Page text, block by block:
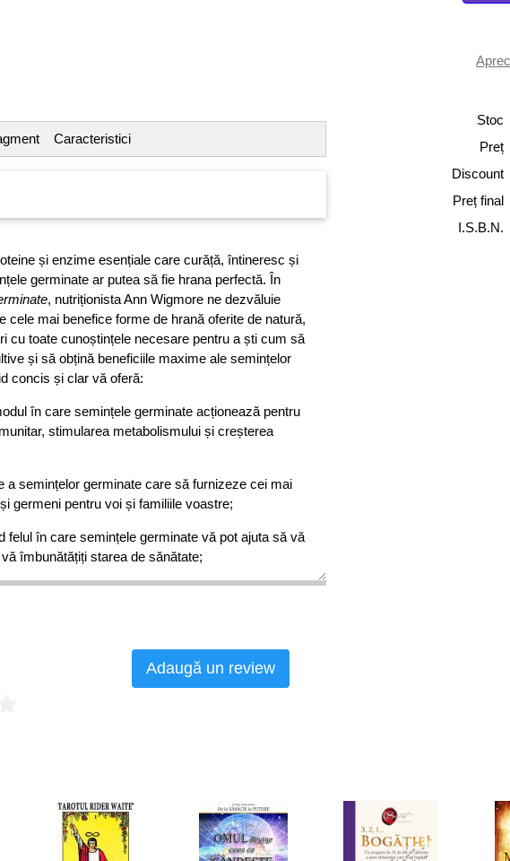
Caracteristici
și enzime esențiale care curăță, întineresc și
germinate ar putea să fie hrana perfectă. În
, nutriționista Ann Wigmore ne dezvăluie
cele mai benefice forme de hrană oferite de natură,
cu toate cunoștințele necesare pentru a ști cum să
și să obțină beneficiile maxime ale semințelor
concis și clar vă oferă:
în care semințele germinate acționează pentru
stimularea metabolismului și creșterea
a semințelor germinate care să furnizeze cei mai
germeni pentru voi și familiile voastre;
felul în care semințele germinate vă pot ajuta să vă
îmbunătățiți starea de sănătate;
rapide, simple și delicioase cu semințe
germinate
este ghidul perfect pentru oamenii
vegetarieni, atleți și pentru oricine vrea să arate
Stoc
Preț
Discount
Preț final
I.S.B.N.
Adaugă un review